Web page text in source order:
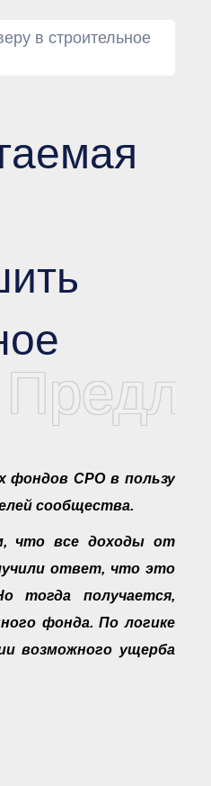
в строительное
фондов СРО в пользу
сообщества.
что все доходы от
ответ, что это
тогда получается,
фонда. По логике
возможного ущерба